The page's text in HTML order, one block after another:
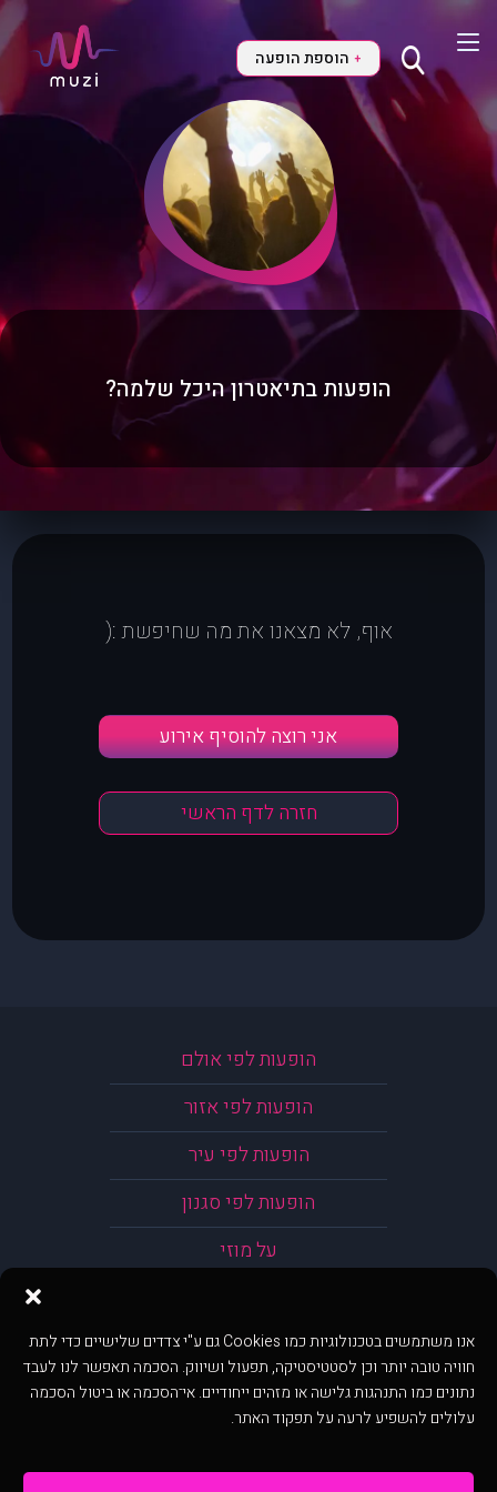
אנו משתמשים בטכנולוגיות כמו Cookies גם ע"י צדדים שלישיים כדי לתת
חוויה טובה יותר וכן לסטטיסטיקה, תפעול ושיווק. הסכמה תאפשר לנו לעבד
נתונים כמו התנהגות גלישה או מזהים ייחודיים. אי־הסכמה או ביטול הסכמה
עלולים להשפיע לרעה על תפקוד האתר.
+ הוספת הופעה
הופעות בתיאטרון היכל שלמה?
אוף, לא מצאנו את מה שחיפשת :(
אני רוצה להוסיף אירוע
חזרה לדף הראשי
הופעות לפי אולם
הופעות לפי אזור
הופעות לפי עיר
הופעות לפי סגנון
על מוזי